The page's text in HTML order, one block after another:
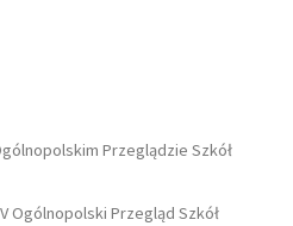
Przeglądzie Szkół
Ogólnopolski Przegląd Szkół